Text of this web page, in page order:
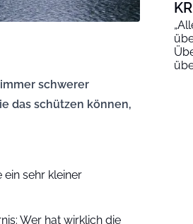
schwerer
das schützen können,
ein sehr kleiner
Wer hat wirklich die